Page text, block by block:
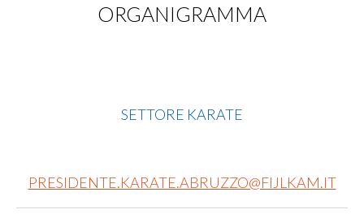
ORGANIGRAMMA
SETTORE KARATE
PRESIDENTE.KARATE.ABRUZZO@FIJLKAM.IT